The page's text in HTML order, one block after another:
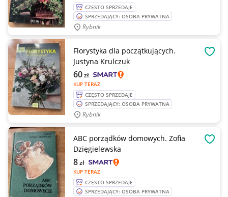
CZĘSTO SPRZEDAJE
SPRZEDAJĄCY: OSOBA PRYWATNA
Rybnik
Florystyka dla początkujących.
Justyna Krulczuk
KUP TERAZ
60zł
CZĘSTO SPRZEDAJE
SPRZEDAJĄCY: OSOBA PRYWATNA
Rybnik
ABC porządków domowych. Zofia
Dzięgielewska
KUP TERAZ
8zł
CZĘSTO SPRZEDAJE
SPRZEDAJĄCY: OSOBA PRYWATNA